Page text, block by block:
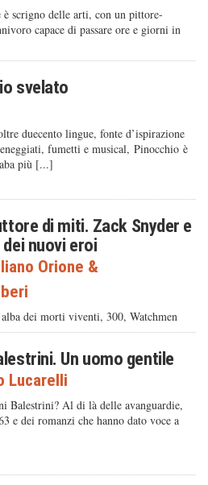
scrigno delle arti, con un pittore-
capace di passare ore e giorni in
svelato
duecento lingue, fonte d’ispirazione
fumetti e musical, Pinocchio è
più [...]
di miti. Zack Snyder e
nuovi eroi
Orione &
dei morti viventi, 300, Watchmen
Un uomo gentile
Lucarelli
Balestrini? Al di là delle avanguardie,
e dei romanzi che hanno dato voce a